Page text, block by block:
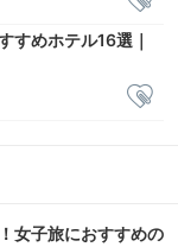
すめホテル16選｜
女子旅におすすめの